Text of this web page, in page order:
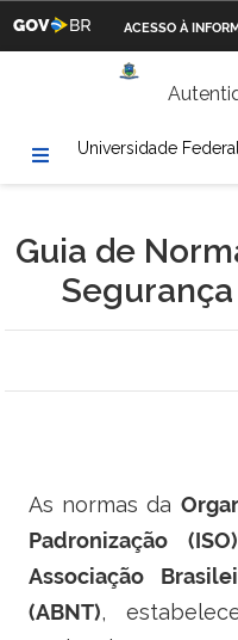
ACESSO À
Ministério da Defesa
Ministério da Fazenda
Ministério dos Transportes, Portos
Ministério da Agricultura,
Ministério da Cultura
Ministério do Desenvolvimento
Universidade
Guia de
As normas da
Padronização (ISO)
Associação
(ABNT),